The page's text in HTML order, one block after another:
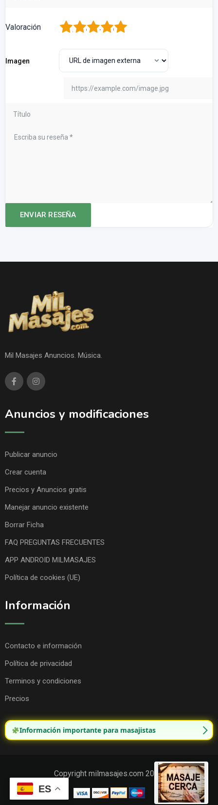
Valoración 5
4
3
2
Imagen
Mil Masajes Anuncios. Música.
Anuncios y modificaciones
Publicar anuncio
Crear cuenta
Precios y Anuncios gratis
Manejar anuncio existente
Borrar Ficha
FAQ PREGUNTAS FRECUENTES
APP ANDROID MILMASAJES
Política de cookies (UE)
Información
Contacto e información
Política de privacidad
Terminos y condiciones
Precios
Información importante para masajistas
Copyright milmasajes.com 2025.
ES